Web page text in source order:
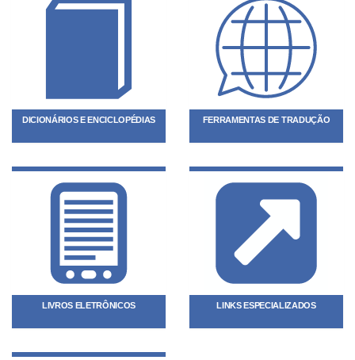
DICIONÁRIOS E ENCICLOPÉDIAS FERRAMENTAS DE TRADUÇÃO
LIVROS ELETRÔNICOS LINKS ESPECIALIZADOS